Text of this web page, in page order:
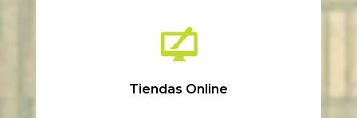
Tiendas Online